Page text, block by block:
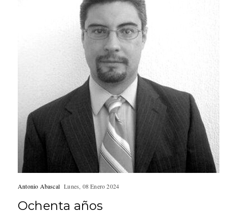
Antonio Abascal Lunes, 08 Enero 2024
Ochenta años